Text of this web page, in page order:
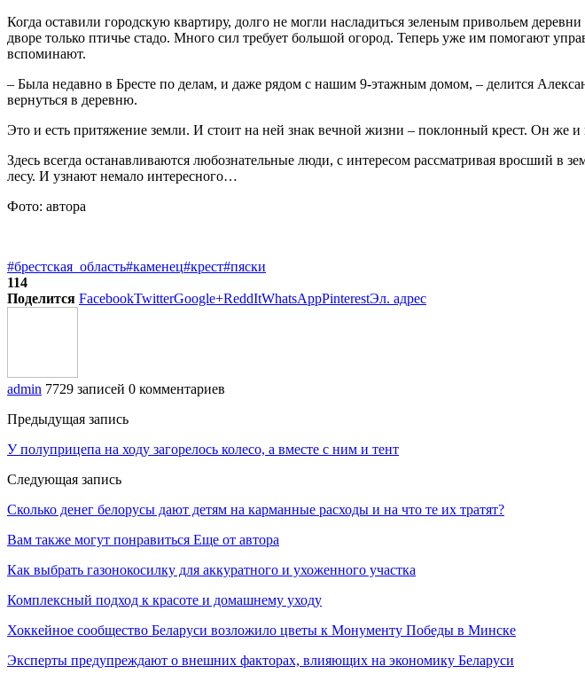
Когда оставили городскую квартиру, долго не могли насладиться зеленым привольем
дворе только птичье стадо. Много сил требует большой огород. Теперь уже им помогают
вспоминают.
– Была недавно в Бресте по делам, и даже рядом с нашим 9-этажным домом, – делится
вернуться в деревню.
Это и есть притяжение земли. И стоит на ней знак вечной жизни – поклонный крест. Он же и
Здесь всегда останавливаются любознательные люди, с интересом рассматривая вросший в
лесу. И узнают немало интересного…
Фото: автора
#брестская_область#каменец#крест#пяски
114
Поделится FacebookTwitterGoogle+ReddItWhatsAppPinterestЭл. адрес
admin 7729 записей 0 комментариев
Предыдущая запись
У полуприцепа на ходу загорелось колесо, а вместе с ним и тент
Следующая запись
Сколько денег белорусы дают детям на карманные расходы и на что те их тратят?
Вам также могут понравиться Еще от автора
Как выбрать газонокосилку для аккуратного и ухоженного участка
Комплексный подход к красоте и домашнему уходу
Хоккейное сообщество Беларуси возложило цветы к Монументу Победы в Минске
Эксперты предупреждают о внешних факторах, влияющих на экономику Беларуси